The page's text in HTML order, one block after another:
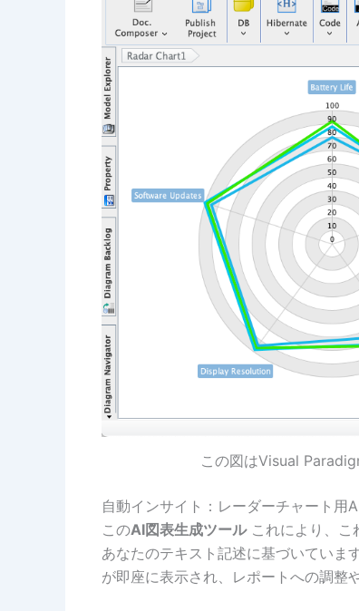
この図はVisual
自動インサイト：レーダーチャート用
このAI図表生成ツールこれにより、こ
あなたのテキスト記述に基づいていま
が即座に表示され、レポートへの調整